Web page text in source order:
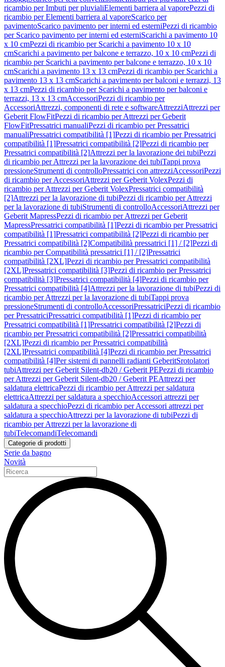
ricambio per Imbuti per pluvialiElementi barriera al vaporePezzi di
ricambio per Elementi barriera al vaporeScarico per
pavimentoScarico pavimento per interni ed esterniPezzi di ricambio
per Scarico pavimento per interni ed esterniScarichi a pavimento 10
x 10 cmPezzi di ricambio per Scarichi a pavimento 10 x 10
cmScarichi a pavimento per balcone e terrazzo, 10 x 10 cmPezzi di
ricambio per Scarichi a pavimento per balcone e terrazzo, 10 x 10
cmScarichi a pavimento 13 x 13 cmPezzi di ricambio per Scarichi a
pavimento 13 x 13 cmScarichi a pavimento per balconi e terrazzi, 13
x 13 cmPezzi di ricambio per Scarichi a pavimento per balconi e
terrazzi, 13 x 13 cmAccessoriPezzi di ricambio per
AccessoriAttrezzi, componenti di rete e softwareAttrezziAttrezzi per
Geberit FlowFitPezzi di ricambio per Attrezzi per Geberit
FlowFitPressatrici manualiPezzi di ricambio per Pressatrici
manualiPressatrici compatibilità [1]Pezzi di ricambio per Pressatrici
compatibilità [1]Pressatrici compatibilità [2]Pezzi di ricambio per
Pressatrici compatibilità [2]Attrezzi per la lavorazione dei tubiPezzi
di ricambio per Attrezzi per la lavorazione dei tubiTappi prova
pressioneStrumenti di controlloPressatrici con attrezziAccessoriPezzi
di ricambio per AccessoriAttrezzi per Geberit VolexPezzi di
ricambio per Attrezzi per Geberit VolexPressatrici compatibilità
[2]Attrezzi per la lavorazione di tubiPezzi di ricambio per Attrezzi
per la lavorazione di tubiStrumenti di controlloAccessoriAttrezzi per
Geberit MapressPezzi di ricambio per Attrezzi per Geberit
MapressPressatrici compatibilità [1]Pezzi di ricambio per Pressatrici
compatibilità [1]Pressatrici compatibilità [2]Pezzi di ricambio per
Pressatrici compatibilità [2]Compatibilità pressatrici [1] / [2]Pezzi di
ricambio per Compatibilità pressatrici [1] / [2]Pressatrici
compatibilità [2XL]Pezzi di ricambio per Pressatrici compatibilità
[2XL]Pressatrici compatibilità [3]Pezzi di ricambio per Pressatrici
compatibilità [3]Pressatrici compatibilità [4]Pezzi di ricambio per
Pressatrici compatibilità [4]Attrezzi per la lavorazione di tubiPezzi di
ricambio per Attrezzi per la lavorazione di tubiTappi prova
pressioneStrumenti di controlloAccessoriPressatriciPezzi di ricambio
per PressatriciPressatrici compatibilità [1]Pezzi di ricambio per
Pressatrici compatibilità [1]Pressatrici compatibilità [2]Pezzi di
ricambio per Pressatrici compatibilità [2]Pressatrici compatibilità
[2XL]Pezzi di ricambio per Pressatrici compatibilità
[2XL]Pressatrici compatibilità [4]Pezzi di ricambio per Pressatrici
compatibilità [4]Per sistemi di pannelli radianti GeberitSrotolatori
tubiAttrezzi per Geberit Silent-db20 / Geberit PEPezzi di ricambio
per Attrezzi per Geberit Silent-db20 / Geberit PEAttrezzi per
saldatura elettricaPezzi di ricambio per Attrezzi per saldatura
elettricaAttrezzi per saldatura a specchioAccessori attrezzi per
saldatura a specchioPezzi di ricambio per Accessori attrezzi per
saldatura a specchioAttrezzi per la lavorazione di tubiPezzi di
ricambio per Attrezzi per la lavorazione di
tubiTelecomandiTelecomandi
Categorie di prodotti
Serie da bagno
Novità